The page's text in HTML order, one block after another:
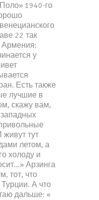
1940-го
22 так
Армения:
у
Есть также
лучшие в
скажу вам,
живут тут
летом, а
холоду и
Арзинга
тот, что
А что
дальше: «